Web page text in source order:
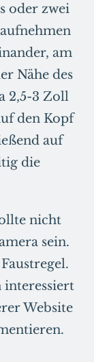
oder zwei
am
Nähe des
2,5-3 Zoll
den Kopf
auf
die
nicht
sein.
interessiert
Website